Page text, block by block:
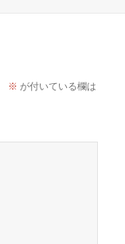
※ が付いている欄は